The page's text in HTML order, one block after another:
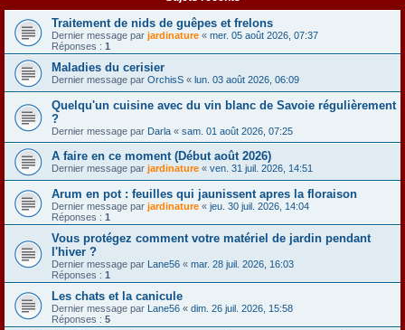
Traitement de nids de guêpes et frelons
Dernier message par jardinature « mer. 05 août 2026, 07:37
Réponses : 1
Maladies du cerisier
Dernier message par OrchisS « lun. 03 août 2026, 06:09
Quelqu'un cuisine avec du vin blanc de Savoie régulièrement
?
Dernier message par Darla « sam. 01 août 2026, 07:25
A faire en ce moment (Début août 2026)
Dernier message par jardinature « ven. 31 juil. 2026, 14:51
Arum en pot : feuilles qui jaunissent apres la floraison
Dernier message par jardinature « jeu. 30 juil. 2026, 14:04
Réponses : 1
Vous protégez comment votre matériel de jardin pendant
l'hiver ?
Dernier message par Lane56 « mar. 28 juil. 2026, 16:03
Réponses : 1
Les chats et la canicule
Dernier message par Lane56 « dim. 26 juil. 2026, 15:58
Réponses : 5